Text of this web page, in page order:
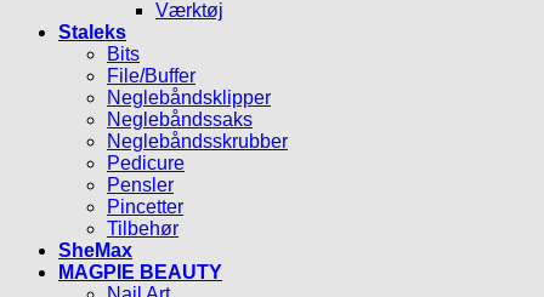
Værktøj
Staleks
Bits
File/Buffer
Neglebåndsklipper
Neglebåndssaks
Neglebåndsskrubber
Pedicure
Pensler
Pincetter
Tilbehør
SheMax
MAGPIE BEAUTY